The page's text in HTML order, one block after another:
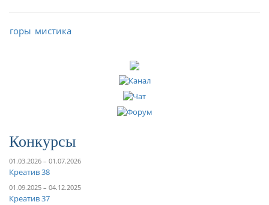
горы мистика
Конкурсы
01.03.2026 – 01.07.2026
Креатив 38
01.09.2025 – 04.12.2025
Креатив 37